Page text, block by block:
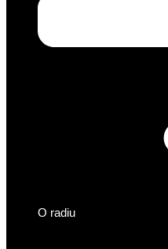
O radiu